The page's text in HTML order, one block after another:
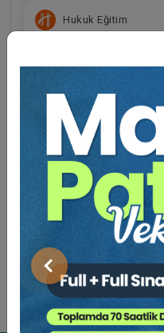
Önceki
Hukuk Eğitim
Aile ve Miras
Hesaplamalar Eğitimi
Eğitmen Hakkında
Sosyal Medya